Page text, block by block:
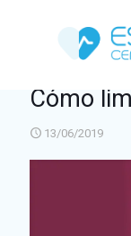
Cómo
13/06/2019